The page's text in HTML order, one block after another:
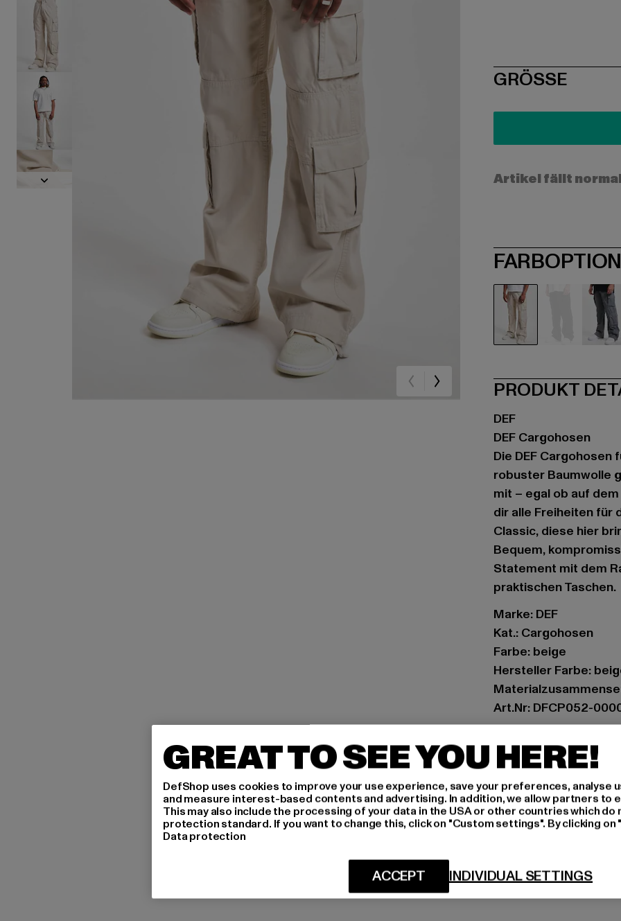
SIZE
GRÖSSE
Artikel fällt
PRODUKT
DEF
DEF Cargohosen
Die DEF Cargohosen
robuster Baumwolle
mit – egal ob auf
dir alle Freiheiten für
Classic, diese hier
Bequem,
Statement mit dem
praktischen Taschen.
Marke: DEF
Kat.: Cargohosen
Farbe: beige
Hersteller Farbe:
Art.Nr: DFCP052-
Hersteller: TB
Dr.-Robert-Murjahn-
GRÖSSE
LIEFERUNG &
GREAT TO SEE YOU HERE!
DefShop uses cookies to improve your use experience, save your preferences, analyse
and measure interest-based contents and advertising. In addition, we allow partners to
This may also include the processing of your data in the USA or other countries which do
protection standard. If you want to change this, click on "Custom settings". By clicking
Data protection
INDIVIDUAL SETTINGS
ACCEPT